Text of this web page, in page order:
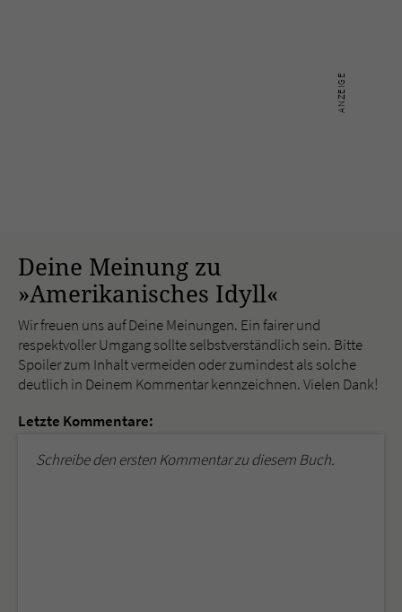
Deine Meinung zu
»Amerikanisches Idyll«
Wir freuen uns auf Deine Meinungen. Ein fairer und
respektvoller Umgang sollte selbstverständlich sein. Bitte
Spoiler zum Inhalt vermeiden oder zumindest als solche
deutlich in Deinem Kommentar kennzeichnen. Vielen Dank!
Letzte Kommentare:
Schreibe den ersten Kommentar zu diesem Buch.